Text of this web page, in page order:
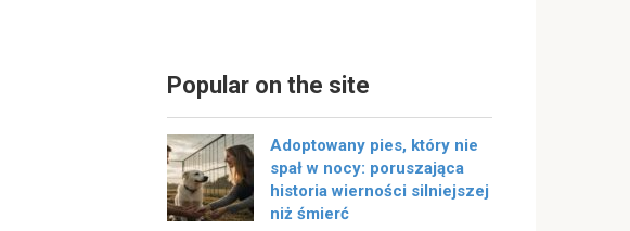
Popular on the site
Adoptowany pies, który nie
spał w nocy: poruszająca
historia wierności silniejszej
niż śmierć